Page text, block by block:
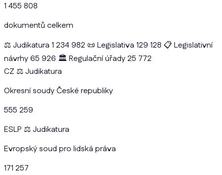
1 455 808
dokumentů celkem
⚖️Judikatura 1 234 982 📜 Legislativa 129 128 📋Legislativní
návrhy65 926 🏛️ Regulační úřady25 772
CZ ⚖️Judikatura
Okresní soudy České republiky
555 259
ESLP ⚖️Judikatura
Evropský soud pro lidská práva
171 257